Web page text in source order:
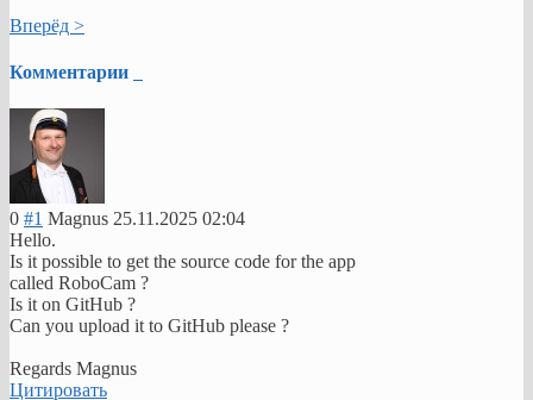
для
администрирования
компьютерных
сетях,
основанных
на
операционной
системе
Astra
Linux.
Он
разработан
использования
Вперёд >
Комментарии
0 #1 Magnus 25.11.2025 02:04
Hello.
Is it possible to get the source code for the app
called RoboCam ?
Is it on GitHub ?
Can you upload it to GitHub please ?
Regards Magnus
Цитировать